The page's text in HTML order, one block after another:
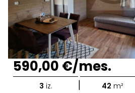
590,00 €/mes.
3 iz. | 42 m²